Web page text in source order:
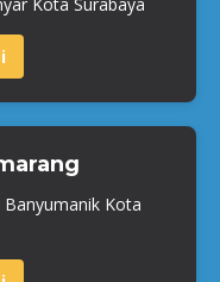
Banyumanik Kota